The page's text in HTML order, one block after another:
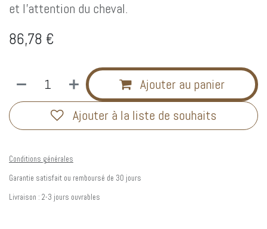
et l'attention du cheval.
86,78 €
Ajouter au panier
Ajouter à la liste de souhaits
Conditions générales
Garantie satisfait ou remboursé de 30 jours
Livraison : 2-3 jours ouvrables